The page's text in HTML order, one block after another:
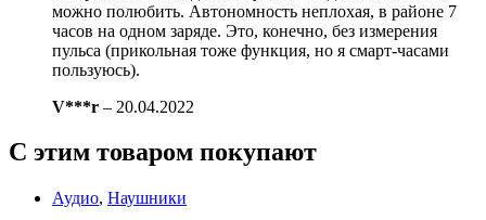
можно полюбить. Автономность неплохая, в районе 7
часов на одном заряде. Это, конечно, без измерения
пульса (прикольная тоже функция, но я смарт-часами
пользуюсь).
V***r – 20.04.2022
С этим товаром покупают
Аудио, Наушники